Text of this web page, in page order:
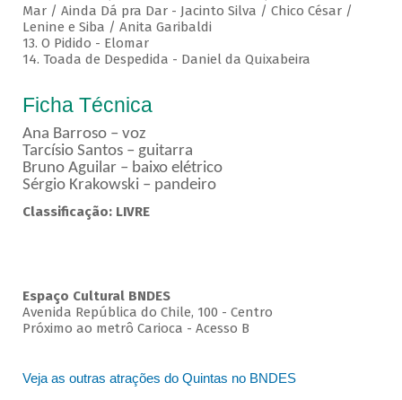
Mar / Ainda Dá pra Dar - Jacinto Silva / Chico César /
Lenine e Siba / Anita Garibaldi
13. O Pidido - Elomar
14. Toada de Despedida - Daniel da Quixabeira
Ficha Técnica
Ana Barroso – voz
Tarcísio Santos – guitarra
Bruno Aguilar – baixo elétrico
Sérgio Krakowski – pandeiro
Classificação: LIVRE
Espaço Cultural BNDES
Avenida República do Chile, 100 - Centro
Próximo ao metrô Carioca - Acesso B
Veja as outras atrações do Quintas no BNDES